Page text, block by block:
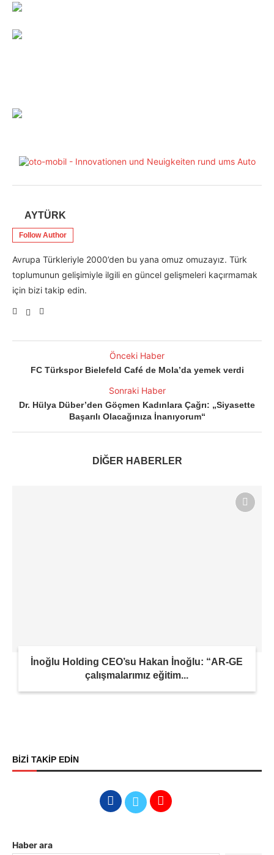
AYTÜRK
Follow Author
Avrupa Türkleriyle 2000’den bu yana omuz omuzayız. Türk
toplumunun gelişimiyle ilgili en güncel gelişmeleri kaçırmamak
için bizi takip edin.
Önceki Haber
FC Türkspor Bielefeld Café de Mola’da yemek verdi
Sonraki Haber
Dr. Hülya Düber’den Göçmen Kadınlara Çağrı: „Siyasette
Başarılı Olacağınıza İnanıyorum“
DİĞER HABERLER
İnoğlu Holding CEO’su Hakan İnoğlu: “AR-GE
çalışmalarımız eğitim...
BİZİ TAKİP EDİN
Haber ara